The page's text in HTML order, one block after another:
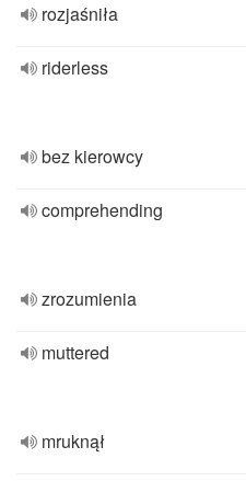
rozjaśniła
riderless
bez kierowcy
comprehending
zrozumienia
muttered
mruknął